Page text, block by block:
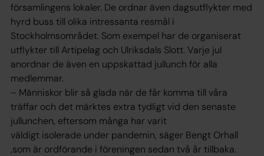
församlingens lokaler. De ordnar även dagsutflykter med
hyrd buss till olika intressanta resmål i
Stockholmsområdet. Som exempel har de organiserat
utflykter till Artipelag och Ulriksdals Slott. Varje jul
anordnar de även en uppskattad jullunch för alla
medlemmar.
– Människor blir så glada när de får komma till våra
träffar och det märktes extra tydligt vid den senaste
jullunchen, eftersom många har varit
väldigt isolerade under pandemin, säger Bengt Orhall
,som är ordförande i föreningen sedan två år tillbaka.